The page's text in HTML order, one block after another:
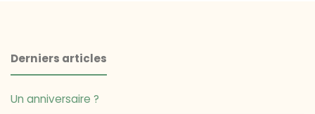
Derniers articles
Un anniversaire ?